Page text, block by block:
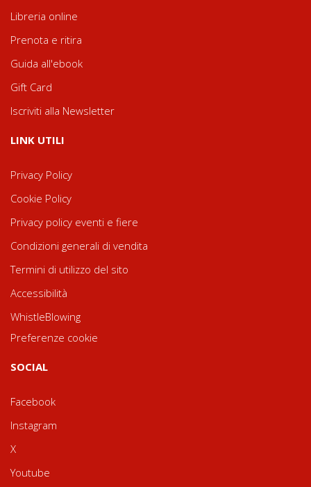
Libreria online
Prenota e ritira
Guida all'ebook
Gift Card
Iscriviti alla Newsletter
LINK UTILI
Privacy Policy
Cookie Policy
Privacy policy eventi e fiere
Condizioni generali di vendita
Termini di utilizzo del sito
Accessibilità
WhistleBlowing
Preferenze cookie
SOCIAL
Facebook
Instagram
X
Youtube